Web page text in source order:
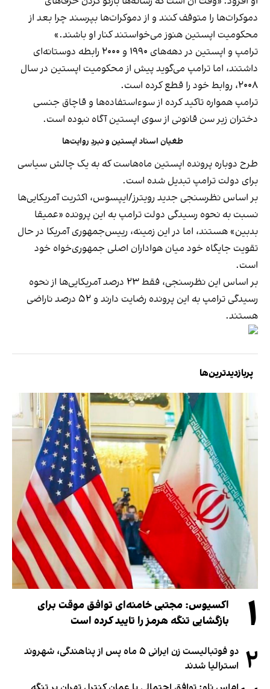
دموکرات‌ها را متوقف کنند و از دموکرات‌ها بپرسند چرا بعد از
محکومیت اپستین هنوز می‌خواستند کنار او باشند.»
ترامپ و اپستین در دهه‌های ۱۹۹۰ و ۲۰۰۰ رابطه‌ دوستانه‌ای
داشتند، اما ترامپ می‌گوید پیش از محکومیت اپستین در سال
۲۰۰۸، روابط خود را قطع کرده است.
ترامپ همواره تاکید کرده از سوء‌استفاده‌ها و قاچاق جنسی
دختران زیر سن قانونی از سوی اپستین آگاه نبوده است.
طغیان اسناد اپستین و نبردِ روایت‌ها
طرح دوباره پرونده اپستین ماه‌هاست که به یک چالش سیاسی
برای دولت ترامپ تبدیل شده است.
بر اساس نظرسنجی جدید رویترز/ایپسوس، اکثریت آمریکایی‌ها
نسبت به نحوه رسیدگی دولت ترامپ به این پرونده «عمیقا
بدبین» هستند، اما در این زمینه، رییس‌جمهوری آمریکا در حال
تقویت جایگاه خود میان هواداران اصلی جمهوری‌خواه خود
است.
بر اساس این نظرسنجی، فقط ۲۳ درصد آمریکایی‌ها از نحوه
رسیدگی ترامپ به این پرونده رضایت دارند و ۵۲ درصد ناراضی
هستند.
پربازدیدترین‌ها
۱
اکسیوس: مجتبی خامنه‌ای توافق موقت برای
بازگشایی تنگه هرمز را تایید کرده است
۲
دو فوتبالیست زن ایرانی ۵ ماه پس از پناهندگی، شهروند
استرالیا شدند